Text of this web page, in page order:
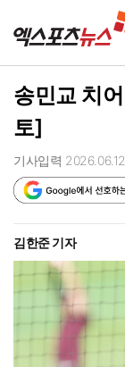
송민교 치
토]
기사입력
김한준 기자